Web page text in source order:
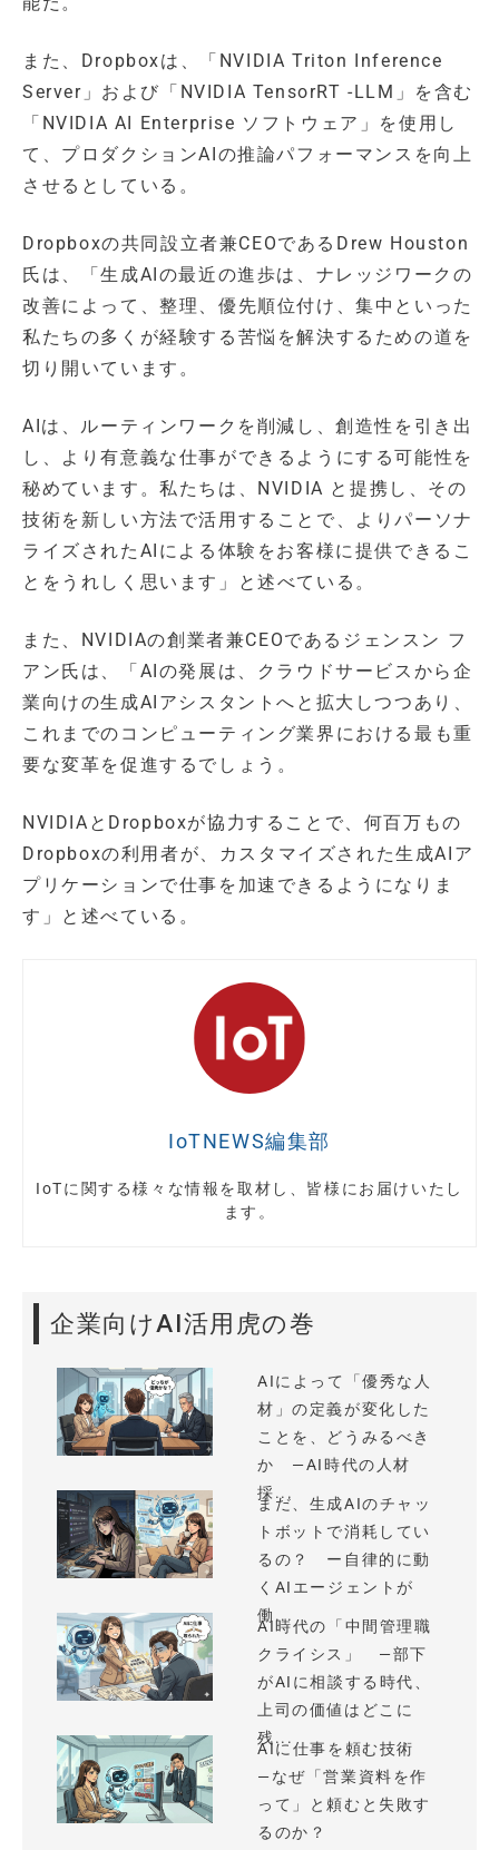
また、Dropboxは、「NVIDIA Triton Inference
Server」および「NVIDIA TensorRT -LLM」を含む
「NVIDIA AI Enterprise ソフトウェア」を使用し
て、プロダクションAIの推論パフォーマンスを向上
させるとしている。
Dropboxの共同設立者兼CEOであるDrew Houston
氏は、「生成AIの最近の進歩は、ナレッジワークの
改善によって、整理、優先順位付け、集中といった
私たちの多くが経験する苦悩を解決するための道を
切り開いています。
AIは、ルーティンワークを削減し、創造性を引き出
し、より有意義な仕事ができるようにする可能性を
秘めています。私たちは、NVIDIA と提携し、その
技術を新しい方法で活用することで、よりパーソナ
ライズされたAIによる体験をお客様に提供できるこ
とをうれしく思います」と述べている。
また、NVIDIAの創業者兼CEOであるジェンスン フ
アン氏は、「AIの発展は、クラウドサービスから企
業向けの生成AIアシスタントへと拡大しつつあり、
これまでのコンピューティング業界における最も重
要な変革を促進するでしょう。
NVIDIAとDropboxが協力することで、何百万もの
Dropboxの利用者が、カスタマイズされた生成AIア
プリケーションで仕事を加速できるようになりま
す」と述べている。
IoTNEWS編集部
IoTに関する様々な情報を取材し、皆様にお届けいたし
ます。
企業向けAI活用虎の巻
AIによって「優秀な人
材」の定義が変化した
ことを、どうみるべき
か —AI時代の人材
採...
まだ、生成AIのチャッ
トボットで消耗してい
るの？ ー自律的に動
くAIエージェントが
働...
AI時代の「中間管理職
クライシス」 —部下
がAIに相談する時代、
上司の価値はどこに
残...
AIに仕事を頼む技術
—なぜ「営業資料を作
って」と頼むと失敗す
るのか？